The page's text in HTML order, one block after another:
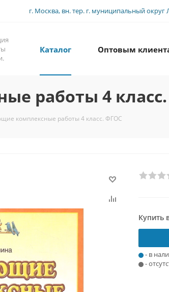
г. Москва, вн. тер. г. муниципальный округ
Каталог Оптовым
работы 4
комплексные работы 4 класс. ФГОС
Купить
- в
-